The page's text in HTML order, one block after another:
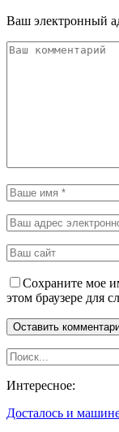
Ваш электронный
Сохраните мое
этом браузере для
Интересное:
Досталось и